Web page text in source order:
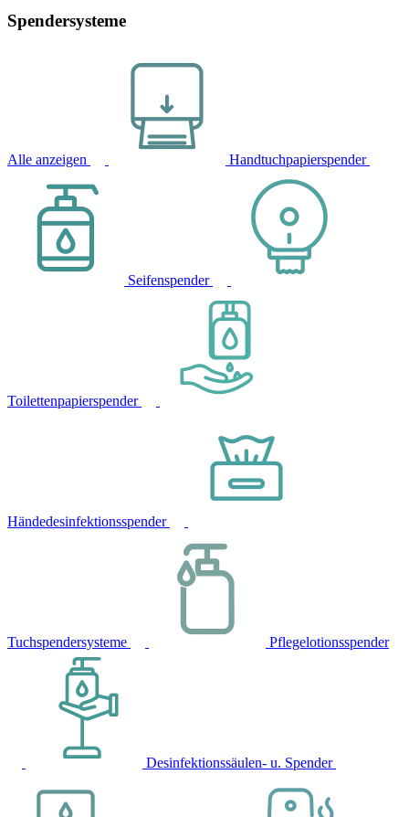
Spendersysteme
Alle anzeigen Handtuchpapierspender
Seifenspender
Toilettenpapierspender
Händedesinfektionsspender
Tuchspendersysteme Pflegelotionsspender
Desinfektionssäulen- u. Spender